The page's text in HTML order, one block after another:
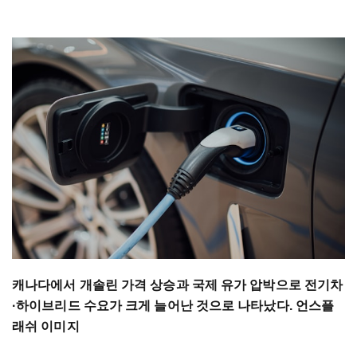
캐나다에서 개솔린 가격 상승과 국제 유가 압박으로 전기차
·하이브리드 수요가 크게 늘어난 것으로 나타났다. 언스플
래쉬 이미지